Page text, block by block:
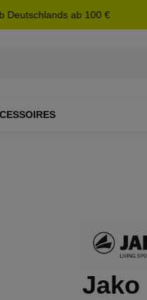
Deutschlands ab 100 €
Jako